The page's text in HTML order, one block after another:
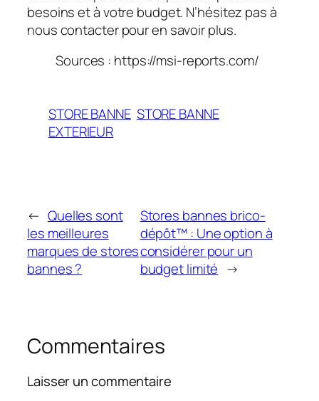
besoins et à votre budget. N’hésitez pas à
nous contacter pour en savoir plus.
Sources : https://msi-reports.com/
STORE BANNE STORE BANNE
EXTERIEUR
← Quelles sont
les meilleures
marques de stores
bannes ?
Stores bannes brico-
dépôt™ : Une option à
considérer pour un
budget limité →
Commentaires
Laisser un commentaire